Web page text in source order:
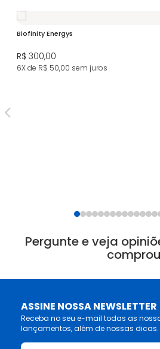
Biofinity Energys
R$ 300,00
6X de R$ 50,00 sem juros
Pergunte e veja
comprou
ASSINE NOSSA NEWSLETTER
Receba no seu e-mail todas as
lançamentos, além de nossas dicas.